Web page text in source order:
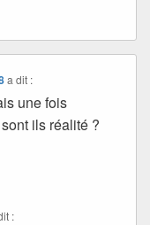
a dit :
une fois
ils réalité ?
: